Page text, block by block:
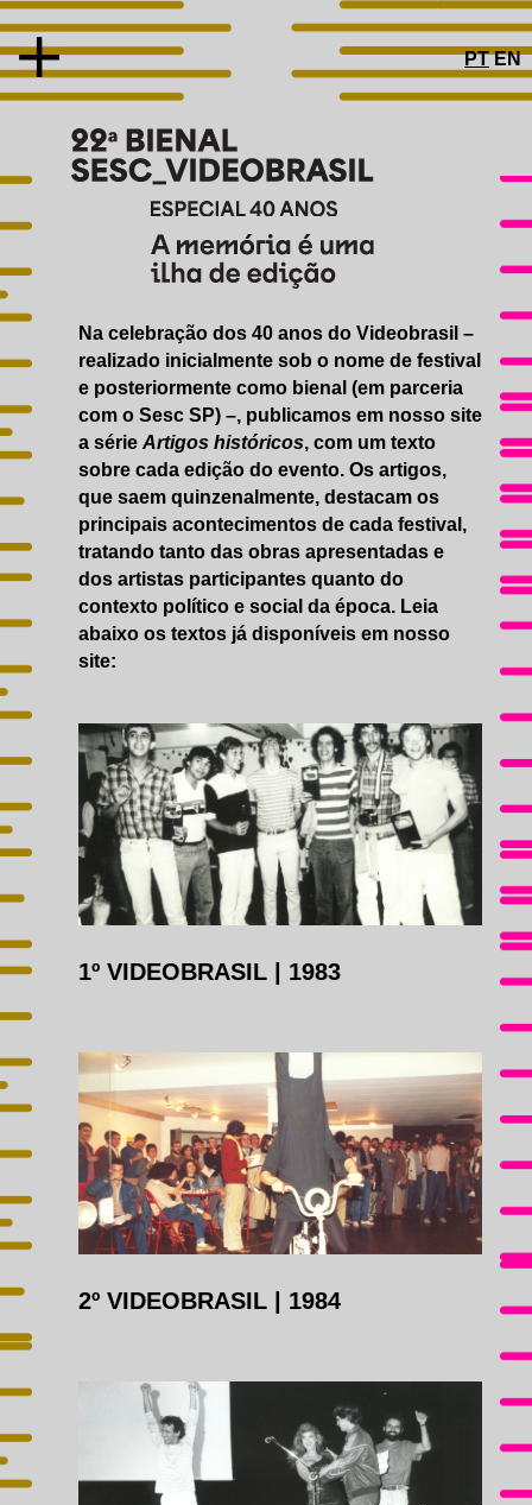
PT EN
CONCEITO
ARTISTAS E OBRAS
ESPECIAL 40 ANOS
ARTIGOS HISTÓRICOS
BIBLIOTECAS
VIDEOTECA
PROGRAMAS PÚBLICOS
EDUCATIVO
ACESSIBILIDADE
CATÁLOGO
GALERIAS DE FOTOS
Na celebração dos 40 anos do Videobrasil –
realizado inicialmente sob o nome de festival
e posteriormente como bienal (em parceria
com o Sesc SP) –, publicamos em nosso site
a série Artigos históricos, com um texto
sobre cada edição do evento. Os artigos,
que saem quinzenalmente, destacam os
principais acontecimentos de cada festival,
tratando tanto das obras apresentadas e
dos artistas participantes quanto do
contexto político e social da época. Leia
abaixo os textos já disponíveis em nosso
site:
1º VIDEOBRASIL 1983
2º VIDEOBRASIL 1984